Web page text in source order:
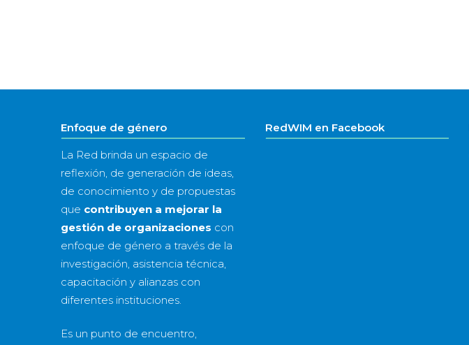
Enfoque de género
La Red brinda un espacio de
reflexión, de generación de ideas,
de conocimiento y de propuestas
que contribuyen a mejorar la
gestión de organizaciones con
enfoque de género a través de la
investigación, asistencia técnica,
capacitación y alianzas con
diferentes instituciones.
Es un punto de encuentro,
RedWIM en Facebook